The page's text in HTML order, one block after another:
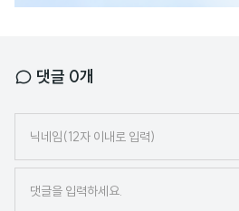
댓글 0개
임